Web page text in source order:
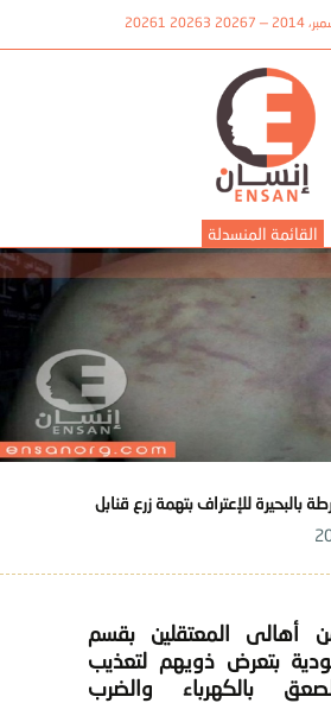
القائمة المنسدلة
أهالى المعتقلين بقسم
بتعرض ذويهم لتعذيب
بالكهرباء والضرب